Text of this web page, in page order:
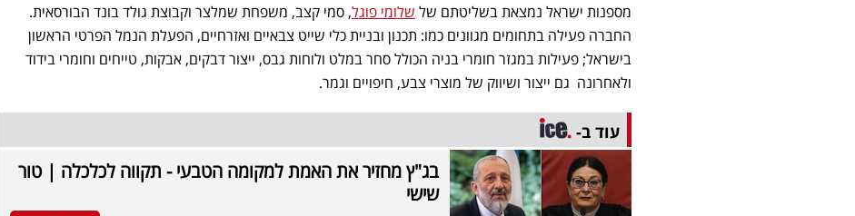
מספנות ישראל נמצאת בשליטתם של שלומי פוגל, סמי קצב, משפחת שמלצר וקבוצת גולד בונד הבורסאית.
החברה פעילה בתחומים מגוונים כמו: תכנון ובניית כלי שייט צבאיים ואזרחיים, הפעלת הנמל הפרטי הראשון
בישראל; פעילות במגזר חומרי בניה הכולל סחר במלט ולוחות גבס, ייצור דבקים, אבקות, טייחים וחומרי בידוד
ולאחרונה גם ייצור ושיווק של מוצרי צבע, חיפויים וגמר.
עוד ב-
בג"ץ מחזיר את האמת למקומה הטבעי - תקווה לכלכלה | טור
שישי